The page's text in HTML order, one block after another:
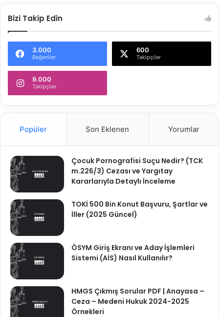
Bizi Takip Edin
3.000
Beğeniler
600
Takipçiler
9.000
Takipçiler
Popüler Son Eklenen Yorumlar
Çocuk Pornografisi Suçu Nedir? (TCK
m.226/3) Cezası ve Yargıtay
Kararlarıyla Detaylı İnceleme
TOKİ 500 Bin Konut Başvuru, Şartlar ve
İller (2025 Güncel)
ÖSYM Giriş Ekranı ve Aday İşlemleri
Sistemi (AİS) Nasıl Kullanılır?
HMGS Çıkmış Sorular PDF | Anayasa –
Ceza – Medeni Hukuk 2024-2025
Örnekleri